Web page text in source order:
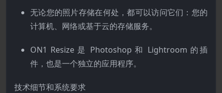
无论您的照片存储在何处，都可以访问它们：您的
计算机、网络或基于云的存储服务。
ON1 Resize 是 Photoshop 和 Lightroom 的插
件，也是一个独立的应用程序。
技术细节和系统要求